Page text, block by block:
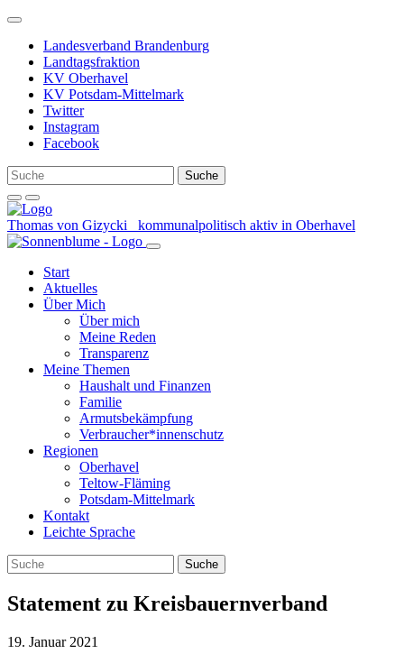
Weiter
Inhalt
Landesverband Brandenburg
Landtagsfraktion
KV Oberhavel
KV Potsdam-Mittelmark
Twitter
Instagram
Facebook
Thomas von Gizycki kommunalpolitisch aktiv in Oberhavel
Start
Aktuelles
Über Mich
Über mich
Meine Reden
Transparenz
Meine Themen
Haushalt und Finanzen
Familie
Armutsbekämpfung
Verbraucher*innenschutz
Regionen
Oberhavel
Teltow-Fläming
Potsdam-Mittelmark
Kontakt
Leichte Sprache
Statement zu Kreisbauernverband
19. Januar 2021